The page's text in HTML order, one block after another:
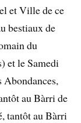
et Ville de ce
bestiaux de
du
et le Samedi
Abondances,
au Bàrri de
tantôt au Bàrri